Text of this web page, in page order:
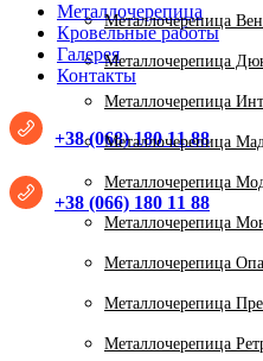
Металлочерепица
Металлочерепица
Металлочерепица
Металлочерепица
Металлочерепица
Металлочерепица
Металлочерепица
Металлочерепица
Металлочерепица
Металлочерепица
Кровельные работы
Галерея
Контакты
+38 (068) 180 11 88
+38 (066) 180 11 88